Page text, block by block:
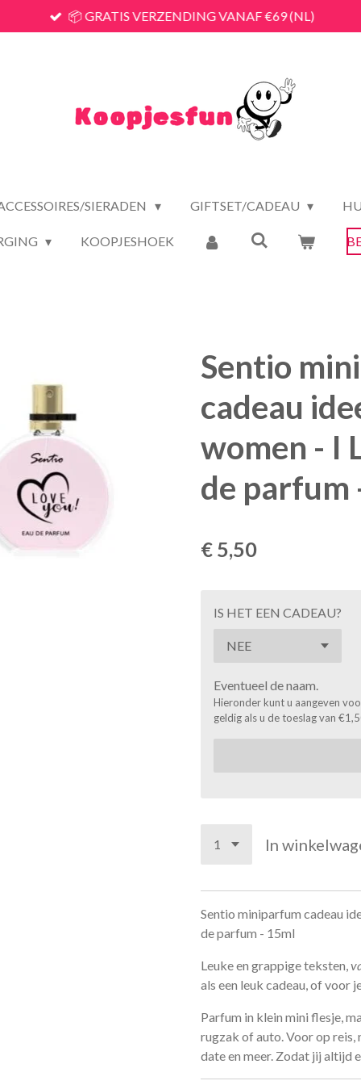
📦 GRATIS VERZENDING VANAF €69 (NL)
SIERADEN GIFTSET/CADEAU
KOOPJESHOEK
Sentio
cadeau
women - I
de parfum
€ 5,50
IS HET EEN CADEAU?
Eventueel de naam.
Hieronder kunt u aangeven
geldig als u de toeslag van
In
Sentio miniparfum cadeau
de parfum - 15ml
Leuke en grappige teksten,
als een leuk cadeau, of voor
Parfum in klein mini flesje,
rugzak of auto. Voor op reis,
date en meer. Zodat jij altijd